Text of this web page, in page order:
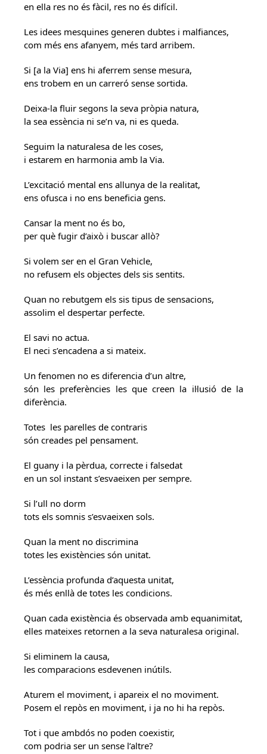
en ella res no és fàcil, res no és difícil.
Les idees mesquines generen dubtes i malfiances,
com més ens afanyem, més tard arribem.
Si [a la Via] ens hi aferrem sense mesura,
ens trobem en un carreró sense sortida.
Deixa-la fluir segons la seva pròpia natura,
la sea essència ni se’n va, ni es queda.
Seguim la naturalesa de les coses,
i estarem en harmonia amb la Via.
L’excitació mental ens allunya de la realitat,
ens ofusca i no ens beneficia gens.
Cansar la ment no és bo,
per què fugir d’això i buscar allò?
Si volem ser en el Gran Vehicle,
no refusem els objectes dels sis sentits.
Quan no rebutgem els sis tipus de sensacions,
assolim el despertar perfecte.
El savi no actua.
El neci s’encadena a si mateix.
Un fenomen no es diferencia d’un altre,
són les preferències les que creen la il·lusió de la
diferència.
Totes les parelles de contraris
són creades pel pensament.
El guany i la pèrdua, correcte i falsedat
en un sol instant s’esvaeixen per sempre.
Si l’ull no dorm
tots els somnis s’esvaeixen sols.
Quan la ment no discrimina
totes les existències són unitat.
L’essència profunda d’aquesta unitat,
és més enllà de totes les condicions.
Quan cada existència és observada amb equanimitat,
elles mateixes retornen a la seva naturalesa original.
Si eliminem la causa,
les comparacions esdevenen inútils.
Aturem el moviment, i apareix el no moviment.
Posem el repòs en moviment, i ja no hi ha repòs.
Tot i que ambdós no poden coexistir,
com podria ser un sense l’altre?